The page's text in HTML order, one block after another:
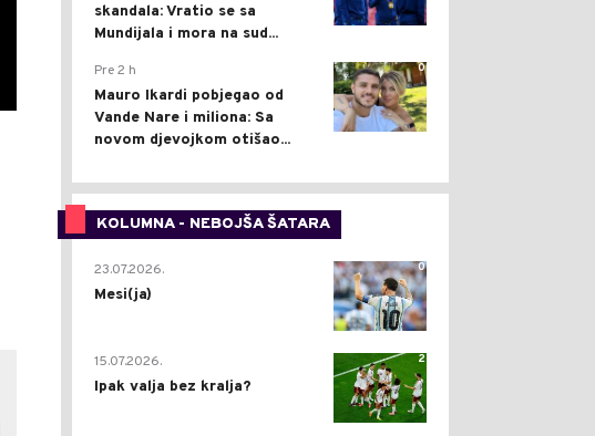
skandala: Vratio se sa
Mundijala i mora na sud...
0
Pre 2 h
Mauro Ikardi pobjegao od
Vande Nare i miliona: Sa
novom djevojkom otišao...
KOLUMNA - NEBOJŠA ŠATARA
0
23.07.2026.
Mesi(ja)
2
15.07.2026.
Ipak valja bez kralja?